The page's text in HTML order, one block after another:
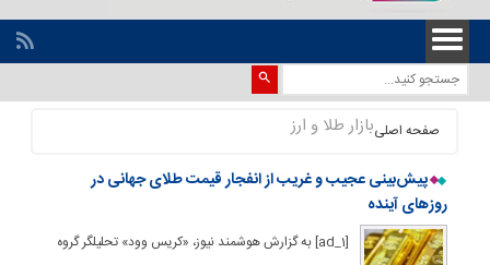
صفحه اصلیبازار طلا و ارز
پیش‌بینی عجیب و غریب از انفجار قیمت طلای جهانی در
روزهای آینده
[ad_1] به گزارش هوشمند نیوز، «کریس وود» تحلیلگر گروه